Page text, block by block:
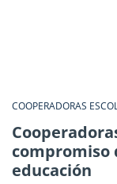
COOPERADORAS
compromiso
educación